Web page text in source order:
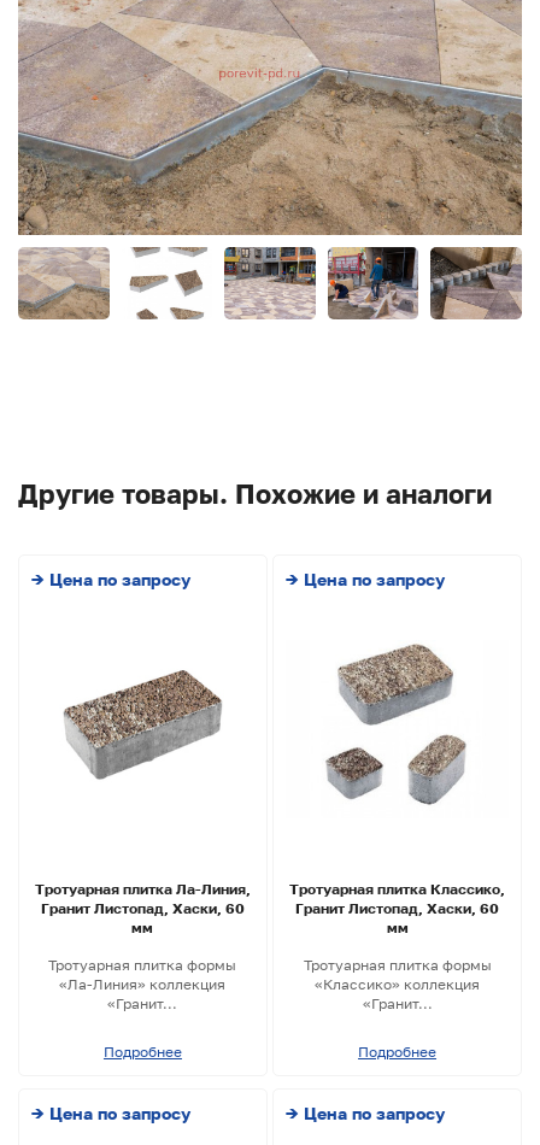
Другие товары. Похожие и аналоги
→ Цена по запросу
Тротуарная плитка Ла-Линия,
Гранит Листопад, Хаски, 60
мм
Тротуарная плитка формы
«Ла-Линия» коллекция
«Гранит...
Подробнее
→ Цена по запросу
Тротуарная плитка Классико,
Гранит Листопад, Хаски, 60
мм
Тротуарная плитка формы
«Классико» коллекция
«Гранит...
Подробнее
→ Цена по запросу → Цена по запросу